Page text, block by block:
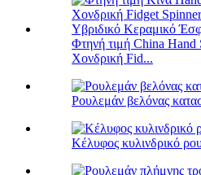
Φτηνή τιμή China Hand
Χονδρική Fid...
Ρουλεμάν βελόνας
Κέλυφος κυλινδρικό